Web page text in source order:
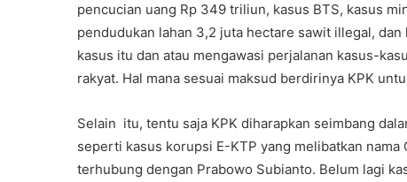
pencucian uang Rp 349 triliun, kasus BTS, kasus
pendudukan lahan 3,2 juta hectare sawit illegal,
kasus itu dan atau mengawasi perjalanan kasus-
rakyat. Hal mana sesuai maksud berdirinya KPK
Selain itu, tentu saja KPK diharapkan seimbang
seperti kasus korupsi E-KTP yang melibatkan nama
terhubung dengan Prabowo Subianto. Belum lagi